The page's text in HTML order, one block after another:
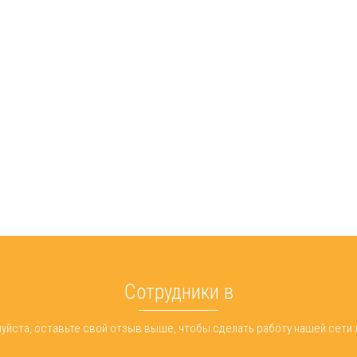
Сотрудники в
оставьте свой отзыв выше, чтобы сделать работу нашей сети